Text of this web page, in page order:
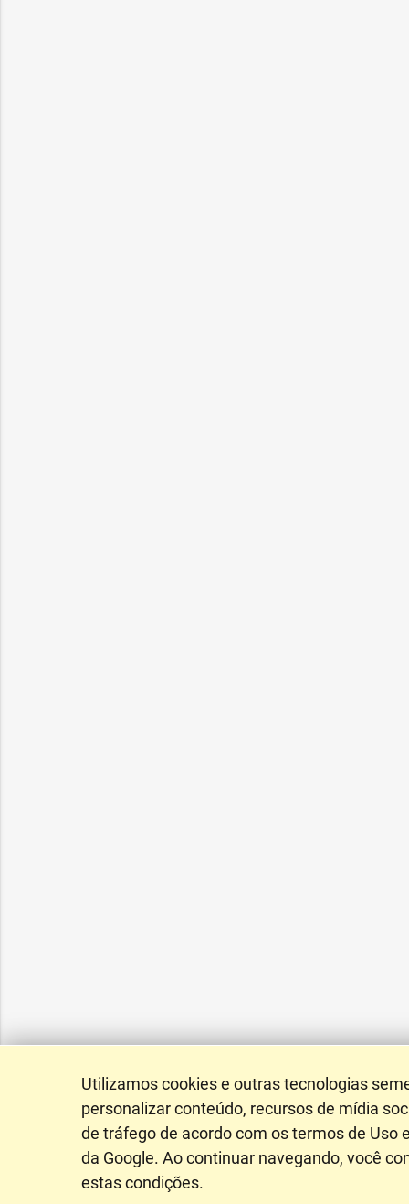
Utilizamos cookies e outras tecnologias
personalizar conteúdo, recursos de mídia
de tráfego de acordo com os termos de Uso
da Google. Ao continuar navegando, você
estas condições.